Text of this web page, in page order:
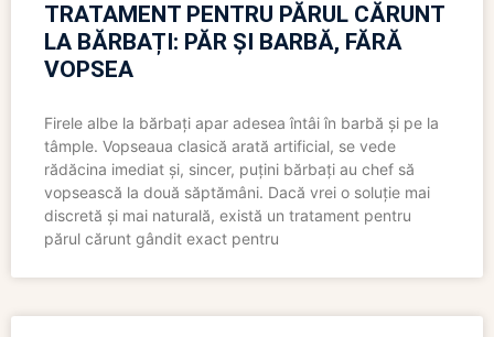
TRATAMENT PENTRU PĂRUL CĂRUNT
LA BĂRBAȚI: PĂR ȘI BARBĂ, FĂRĂ
VOPSEA
Firele albe la bărbați apar adesea întâi în barbă și pe la
tâmple. Vopseaua clasică arată artificial, se vede
rădăcina imediat și, sincer, puțini bărbați au chef să
vopsească la două săptămâni. Dacă vrei o soluție mai
discretă și mai naturală, există un tratament pentru
părul cărunt gândit exact pentru